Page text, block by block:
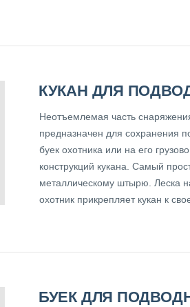
КУКАН ДЛЯ
Неотъемлемая часть
предназначен для сохранения
буек охотника или на его
конструкций кукана. Самый
металлическому штырю. Леска
охотник прикрепляет кукан к
БУЕК ДЛЯ